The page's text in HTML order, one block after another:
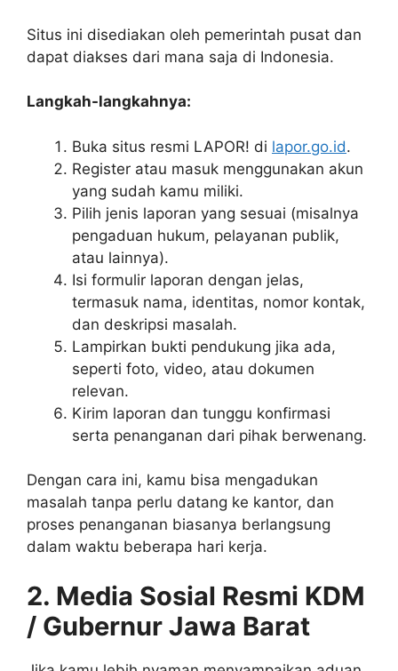
Situs ini disediakan oleh pemerintah pusat dan
dapat diakses dari mana saja di Indonesia.
Langkah-langkahnya:
Buka situs resmi LAPOR! di lapor.go.id.
Register atau masuk menggunakan akun
yang sudah kamu miliki.
Pilih jenis laporan yang sesuai (misalnya
pengaduan hukum, pelayanan publik,
atau lainnya).
Isi formulir laporan dengan jelas,
termasuk nama, identitas, nomor kontak,
dan deskripsi masalah.
Lampirkan bukti pendukung jika ada,
seperti foto, video, atau dokumen
relevan.
Kirim laporan dan tunggu konfirmasi
serta penanganan dari pihak berwenang.
Dengan cara ini, kamu bisa mengadukan
masalah tanpa perlu datang ke kantor, dan
proses penanganan biasanya berlangsung
dalam waktu beberapa hari kerja.
2. Media Sosial Resmi KDM
/ Gubernur Jawa Barat